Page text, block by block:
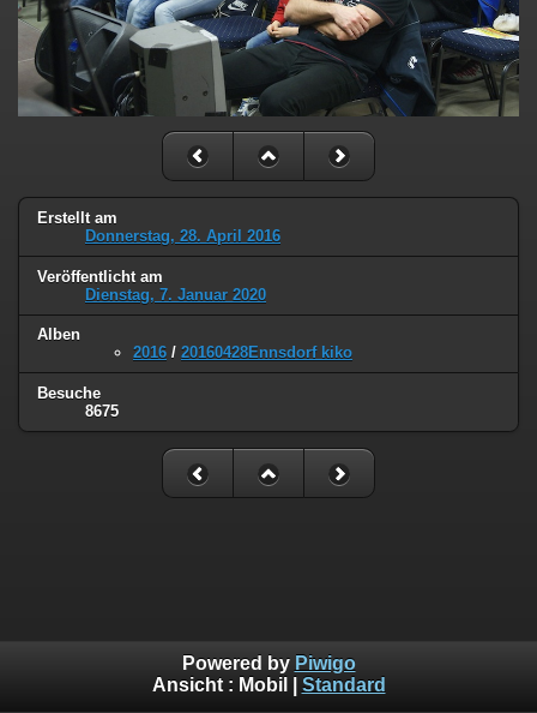
Erstellt am
Donnerstag, 28. April 2016
Veröffentlicht am
Dienstag, 7. Januar 2020
Alben
2016 / 20160428Ennsdorf kiko
Besuche
8675
Powered by Piwigo
Ansicht : Mobil Standard